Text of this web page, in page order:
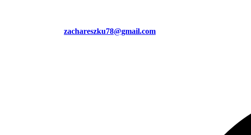
zachareszku78@gmail.com